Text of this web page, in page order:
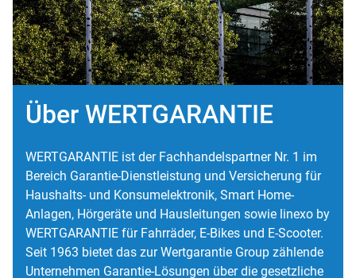
Über WERTGARANTIE
WERTGARANTIE ist der Fachhandelspartner Nr. 1 im
Bereich Garantie-Dienstleistung und Versicherung für
Haushalts- und Konsumelektronik, Smart Home-
Anlagen, Hörgeräte und Hausleitungen sowie linexo by
WERTGARANTIE für Fahrräder, E-Bikes und E-Scooter.
Seit 1963 bietet das zur Wertgarantie Group zählende
Unternehmen Garantie-Lösungen über die gesetzliche